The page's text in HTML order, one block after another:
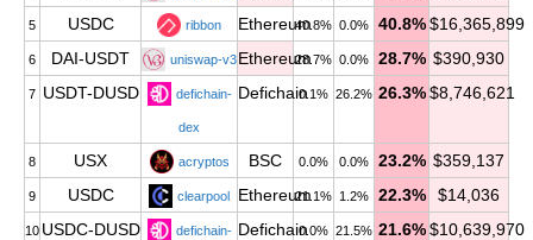
5 USDC ribbon Ethereum40.8% 0.0% 40.8% $16,365,899
6 DAI-USDT uniswap-v3Ethereum28.7% 0.0% 28.7% $390,930
7 USDT-DUSD defichain-
dex
Defichain0.1% 26.2% 26.3% $8,746,621
8 USX acryptos BSC 0.0% 0.0% 23.2% $359,137
9 USDC clearpool Ethereum21.1% 1.2% 22.3% $14,036
10 USDC-DUSD defichain- Defichain0.0% 21.5% 21.6% $10,639,970